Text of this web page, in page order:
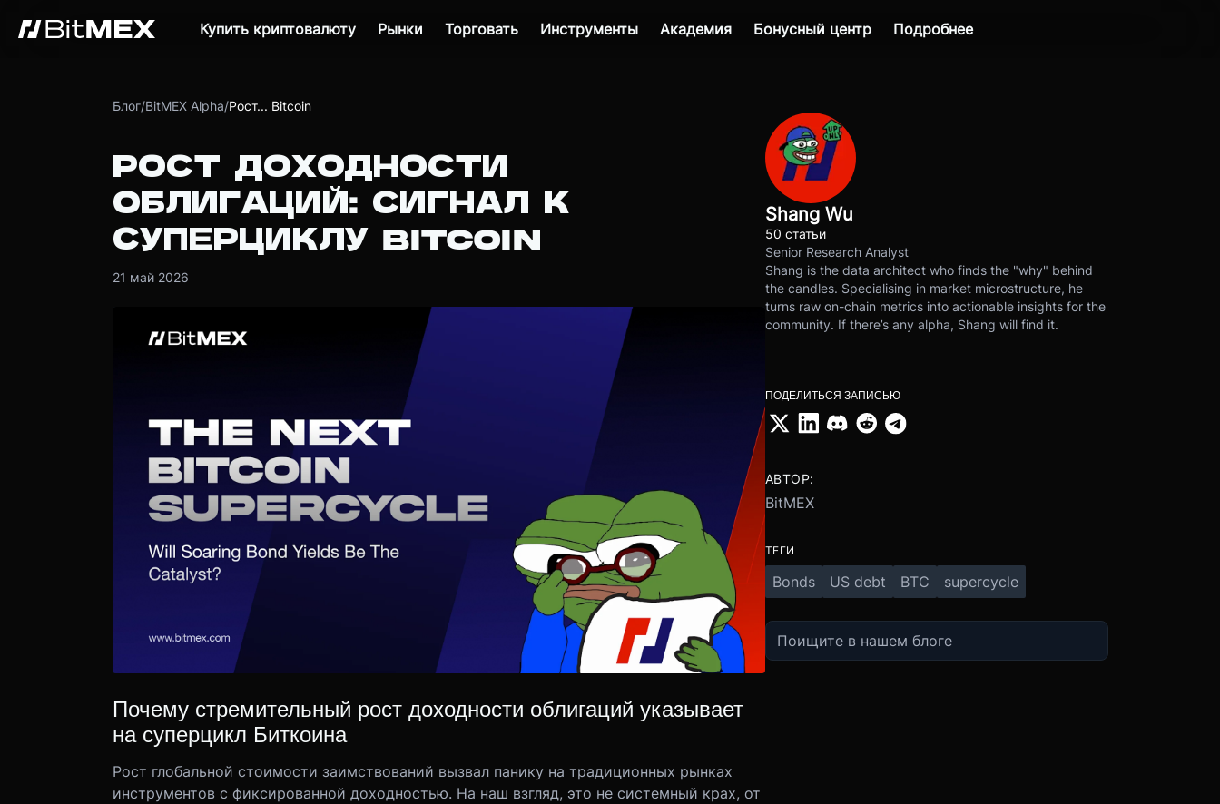
Купить криптовалюту Рынки Торговать Инструменты Академия Бонусный центр Подробнее
Блог/BitMEX Alpha/Рост... Bitcoin
РОСТ ДОХОДНОСТИ
ОБЛИГАЦИЙ: СИГНАЛ К
СУПЕРЦИКЛУ BITCOIN
21 май 2026
Почему стремительный рост доходности облигаций указывает
на суперцикл Биткоина
Рост глобальной стоимости заимствований вызвал панику на традиционных рынках
инструментов с фиксированной доходностью. На наш взгляд, это не системный крах, от
Shang Wu
50 статьи
Senior Research Analyst
Shang is the data architect who finds the "why" behind
the candles. Specialising in market microstructure, he
turns raw on-chain metrics into actionable insights for the
community. If there’s any alpha, Shang will find it.
ПОДЕЛИТЬСЯ ЗАПИСЬЮ
АВТОР:
BitMEX
ТЕГИ
Bonds US debt BTC supercycle